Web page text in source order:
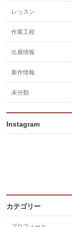
レッスン
作業工程
出展情報
新作情報
未分類
Instagram
カテゴリー